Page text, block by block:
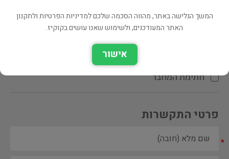
הקדשת המחבר\המתרגם
חתימת המחבר
פרטי התקשרות
*
המשך הגלישה באתר, מהווה הסכמה שלכם למדיניות הפרטיות ולתקנון
האתר המעודכנים, ולשימוש שאנו עושים בקוקיז.
אישור